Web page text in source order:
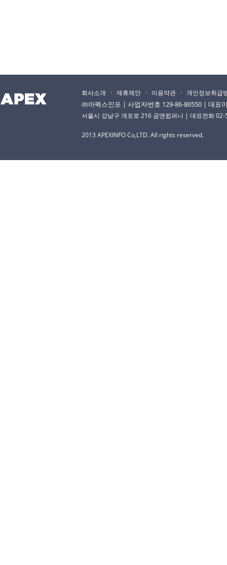
회사소개 · 제휴제안 · 이용약관 · 개인정보취급
㈜아펙스인포 | 사업자번호 129-86-86550 | 대표
서울시 강남구 개포로 216 곰앤컴퍼니 | 대표전화
2013 APEXINFO Co,LTD. All rights reserved.